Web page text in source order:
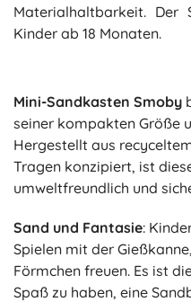
Materialhaltbarkeit.
Kinder ab 18 Monaten.
Mini-Sandkasten Smoby
seiner kompakten Größe
Hergestellt aus
Tragen konzipiert, ist
umweltfreundlich und
Sand und Fantasie:
Spielen mit der
Förmchen freuen. Es ist
Spaß zu haben, eine